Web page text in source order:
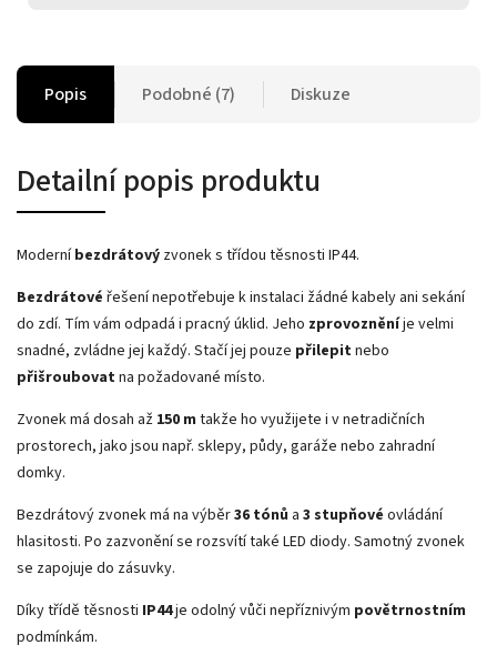
Popis Podobné (7) Diskuze
Detailní popis produktu
Moderníbezdrátový zvonek s třídou těsnosti IP44.
Bezdrátové řešení nepotřebuje k instalaci žádné kabely ani sekání
do zdí. Tím vám odpadá i pracný úklid. Jeho zprovozněníje velmi
snadné, zvládne jej každý. Stačí jej pouze přilepitnebo
přišroubovatna požadované místo.
Zvonek má dosah až 150 m takže ho využijete i v netradičních
prostorech, jako jsou např. sklepy, půdy, garáže nebo zahradní
domky.
Bezdrátový zvonek má na výběr36 tónů a 3 stupňové ovládání
hlasitosti. Po zazvonění se rozsvítí také LED diody. Samotný zvonek
se zapojuje do zásuvky.
Díky třídě těsnosti IP44je odolný vůči nepříznivým povětrnostním
podmínkám.